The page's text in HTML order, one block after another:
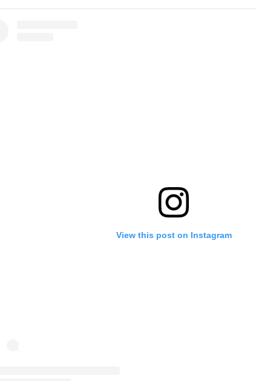
View this post on Instagram